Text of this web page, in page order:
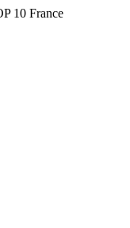
10 France